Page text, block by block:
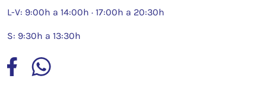
L-V: 9:00h a 14:00h · 17:00h a 20:30h
S: 9:30h a 13:30h